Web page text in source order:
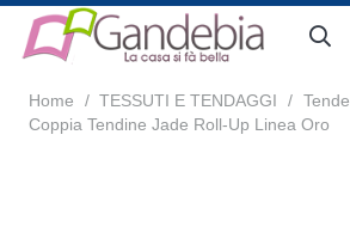
Home / TESSUTI E TENDAGGI / Tende
Coppia Tendine Jade Roll-Up Linea Oro